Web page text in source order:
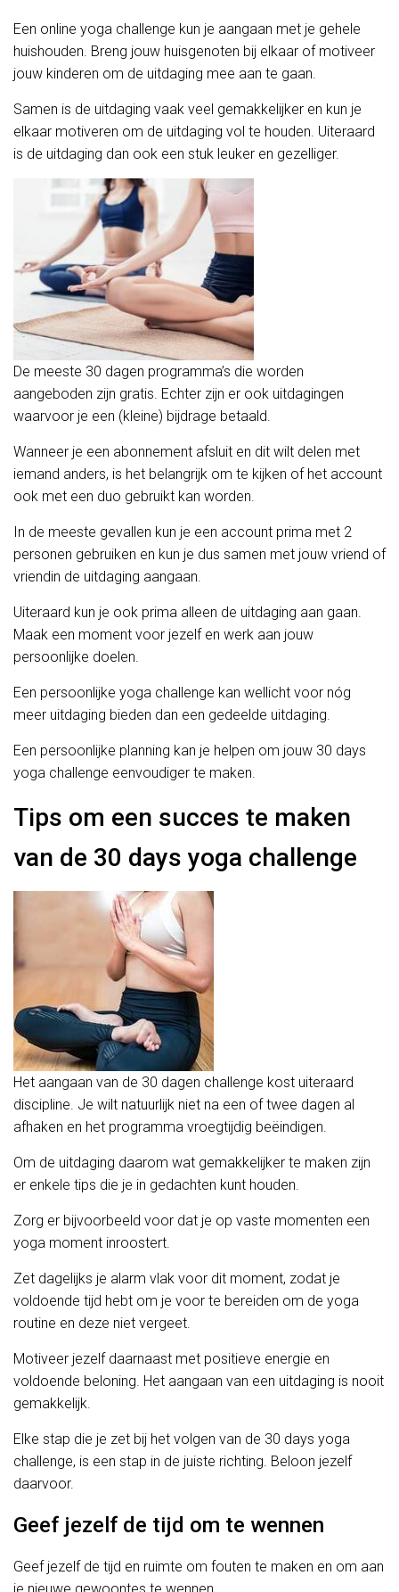
Een online yoga challenge kun je aangaan met je gehele
huishouden. Breng jouw huisgenoten bij elkaar of motiveer
jouw kinderen om de uitdaging mee aan te gaan.
Samen is de uitdaging vaak veel gemakkelijker en kun je
elkaar motiveren om de uitdaging vol te houden. Uiteraard
is de uitdaging dan ook een stuk leuker en gezelliger.
De meeste 30 dagen programma’s die worden
aangeboden zijn gratis. Echter zijn er ook uitdagingen
waarvoor je een (kleine) bijdrage betaald.
Wanneer je een abonnement afsluit en dit wilt delen met
iemand anders, is het belangrijk om te kijken of het account
ook met een duo gebruikt kan worden.
In de meeste gevallen kun je een account prima met 2
personen gebruiken en kun je dus samen met jouw vriend of
vriendin de uitdaging aangaan.
Uiteraard kun je ook prima alleen de uitdaging aan gaan.
Maak een moment voor jezelf en werk aan jouw
persoonlijke doelen.
Een persoonlijke yoga challenge kan wellicht voor nóg
meer uitdaging bieden dan een gedeelde uitdaging.
Een persoonlijke planning kan je helpen om jouw 30 days
yoga challenge eenvoudiger te maken.
Tips om een succes te maken
van de 30 days yoga challenge
Het aangaan van de 30 dagen challenge kost uiteraard
discipline. Je wilt natuurlijk niet na een of twee dagen al
afhaken en het programma vroegtijdig beëindigen.
Om de uitdaging daarom wat gemakkelijker te maken zijn
er enkele tips die je in gedachten kunt houden.
Zorg er bijvoorbeeld voor dat je op vaste momenten een
yoga moment inroostert.
Zet dagelijks je alarm vlak voor dit moment, zodat je
voldoende tijd hebt om je voor te bereiden om de yoga
routine en deze niet vergeet.
Motiveer jezelf daarnaast met positieve energie en
voldoende beloning. Het aangaan van een uitdaging is nooit
gemakkelijk.
Elke stap die je zet bij het volgen van de 30 days yoga
challenge, is een stap in de juiste richting. Beloon jezelf
daarvoor.
Geef jezelf de tijd om te wennen
Geef jezelf de tijd en ruimte om fouten te maken en om aan